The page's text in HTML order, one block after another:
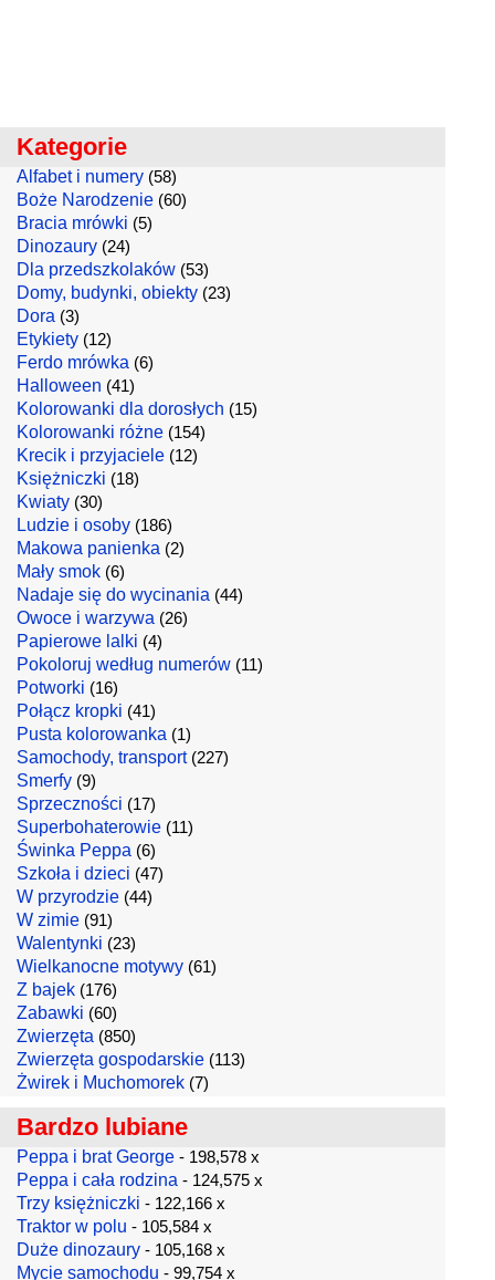
Kategorie
Alfabet i numery (58)
Boże Narodzenie (60)
Bracia mrówki (5)
Dinozaury (24)
Dla przedszkolaków (53)
Domy, budynki, obiekty (23)
Dora (3)
Etykiety (12)
Ferdo mrówka (6)
Halloween (41)
Kolorowanki dla dorosłych (15)
Kolorowanki różne (154)
Krecik i przyjaciele (12)
Księżniczki (18)
Kwiaty (30)
Ludzie i osoby (186)
Makowa panienka (2)
Mały smok (6)
Nadaje się do wycinania (44)
Owoce i warzywa (26)
Papierowe lalki (4)
Pokoloruj według numerów (11)
Potworki (16)
Połącz kropki (41)
Pusta kolorowanka (1)
Samochody, transport(227)
Smerfy (9)
Sprzeczności (17)
Superbohaterowie (11)
Świnka Peppa (6)
Szkoła i dzieci (47)
W przyrodzie (44)
W zimie (91)
Walentynki (23)
Wielkanocne motywy (61)
Z bajek (176)
Zabawki (60)
Zwierzęta (850)
Zwierzęta gospodarskie (113)
Żwirek i Muchomorek (7)
Bardzo lubiane
Peppa i brat George - 198,578 x
Peppa i cała rodzina - 124,575 x
Trzy księżniczki - 122,166 x
Traktor w polu - 105,584 x
Duże dinozaury - 105,168 x
Mycie samochodu - 99,754 x